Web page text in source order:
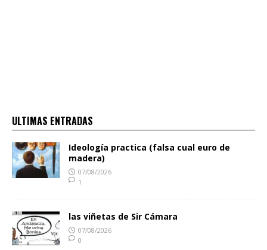
ULTIMAS ENTRADAS
Ideología practica (falsa cual euro de
madera)
07/08/2026
1
las viñetas de Sir Cámara
07/08/2026
0